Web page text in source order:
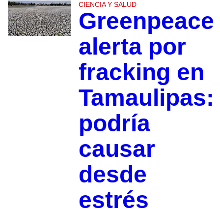
CIENCIA Y SALUD
Greenpeace
alerta por
fracking en
Tamaulipas:
podría
causar
desde
estrés